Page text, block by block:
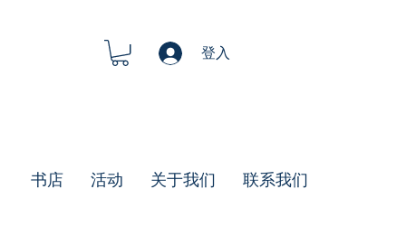
登入
书店 活动 关于我们 联系我们